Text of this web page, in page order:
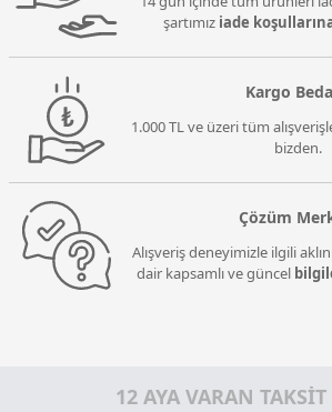
şartımız iade
Kargo
1.000 TL ve üzeri tüm
bizden.
Çözüm
Alışveriş deneyimizle ilgili
dair kapsamlı ve güncel
12 AYA VARAN